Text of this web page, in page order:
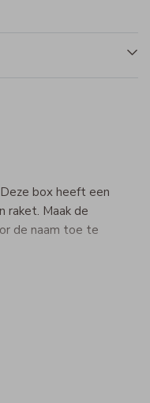
box heeft een
raket. Maak de
de naam toe te